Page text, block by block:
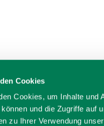
Cookies
Cookies, um Inhalte und
und die Zugriffe auf
zu Ihrer Verwendung